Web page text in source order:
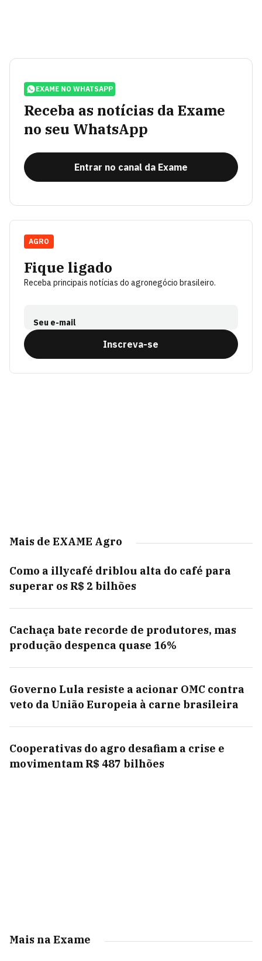
EXAME NO WHATSAPP
Receba as notícias da Exame
no seu WhatsApp
Entrar no canal da Exame
Fique ligado
Receba principais notícias do agronegócio brasileiro.
Seu e-mail
Inscreva-se
AGRO
Mais de EXAME Agro
Como a illycafé driblou alta do café para
superar os R$ 2 bilhões
Cachaça bate recorde de produtores, mas
produção despenca quase 16%
Governo Lula resiste a acionar OMC contra
veto da União Europeia à carne brasileira
Cooperativas do agro desafiam a crise e
movimentam R$ 487 bilhões
Mais na Exame